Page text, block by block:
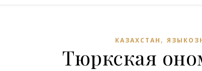
КАЗАХСТАН ,
Тюркская